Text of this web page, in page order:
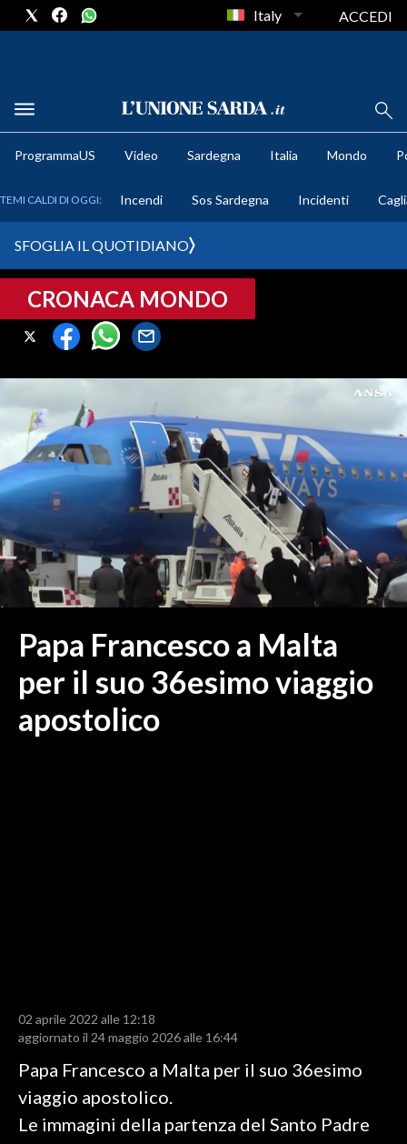
METEO
CRONACA SARDEGNA
CAGLIARI
MEDIO CAMPIDANO
ORISTANO E PROVINCIA
SASSARI E PROVINCIA
GALLURA
OGLIASTRA
AGENDA
ITALIA
MONDO
POLITICA
CALCIO REGIONALE
BASKET
VOLLEY
MOTORI
Italy ACCEDI
ProgrammaUS Video Sardegna Italia Mondo
TEMI CALDI DI OGGI: Incendi Sos Sardegna Incidenti
SFOGLIA IL QUOTIDIANO
CRONACA MONDO
Papa Francesco a Malta
per il suo 36esimo viaggio
apostolico
02 aprile 2022 alle 12:18
aggiornato il 24 maggio 2026 alle 16:44
Papa Francesco a Malta per il suo 36esimo
viaggio apostolico.
Le immagini della partenza del Santo Padre